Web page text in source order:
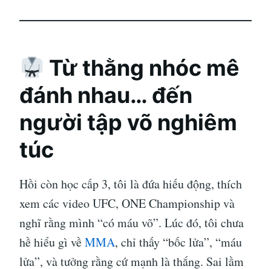
Từ thằng nhóc mê
đánh nhau… đến
người tập võ nghiêm
túc
Hồi còn học cấp 3, tôi là đứa hiếu động, thích
xem các video UFC, ONE Championship và
nghĩ rằng mình “có máu võ”. Lúc đó, tôi chưa
hề hiểu gì vềMMA, chỉ thấy “bốc lửa”, “máu
lửa”, và tưởng rằng cứ mạnh là thắng. Sai lầm